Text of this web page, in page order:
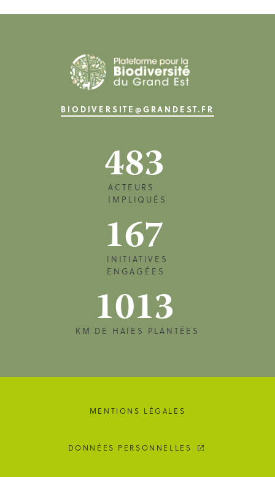
BIODIVERSITE@GRANDEST.FR
483
ACTEURS
IMPLIQUÉS
167
INITIATIVES
ENGAGÉES
1013
KM DE HAIES PLANTÉES
MENTIONS LÉGALES
DONNÉES PERSONNELLES